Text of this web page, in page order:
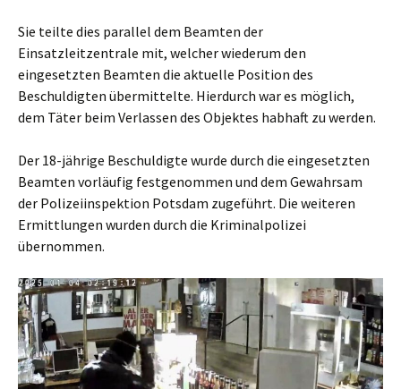
Sie teilte dies parallel dem Beamten der
Einsatzleitzentrale mit, welcher wiederum den
eingesetzten Beamten die aktuelle Position des
Beschuldigten übermittelte. Hierdurch war es möglich,
dem Täter beim Verlassen des Objektes habhaft zu werden.
Der 18-jährige Beschuldigte wurde durch die eingesetzten
Beamten vorläufig festgenommen und dem Gewahrsam
der Polizeiinspektion Potsdam zugeführt. Die weiteren
Ermittlungen wurden durch die Kriminalpolizei
übernommen.